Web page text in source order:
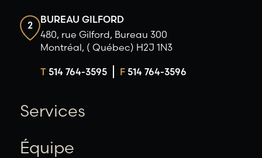
2
BUREAU GILFORD
480, rue Gilford, Bureau 300
Montréal, ( Québec) H2J 1N3
T514 764-3595 F514 764-3596
Services
Équipe